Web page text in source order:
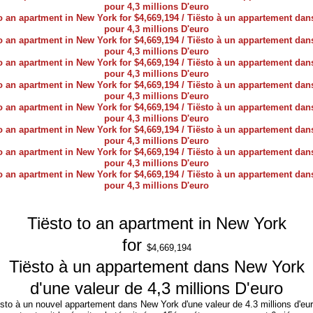
Tiësto to an apartment in New York
for $4,669,194
Tiësto à un appartement dans New York
d'une valeur de 4,3 millions D'euro
à un nouvel appartement dans New York d'une valeur de 4.3 millions